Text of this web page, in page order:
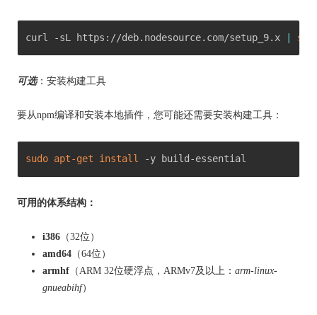
curl -sL https://deb.nodesource.com/setup_9.x
可选：安装构建工具
要从npm编译和安装本地插件，您可能还需要安装构建工具：
sudo apt-get install -y build-essential
可用的体系结构：
i386 （32位）
amd64 （64位）
armhf （ARM 32位硬浮点，ARMv7及以上： arm-linux-
gnueabihf）